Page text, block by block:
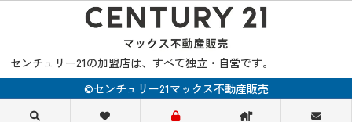
センチュリー21の加盟店は、すべて独立・自営です。
©センチュリー21マックス不動産販売